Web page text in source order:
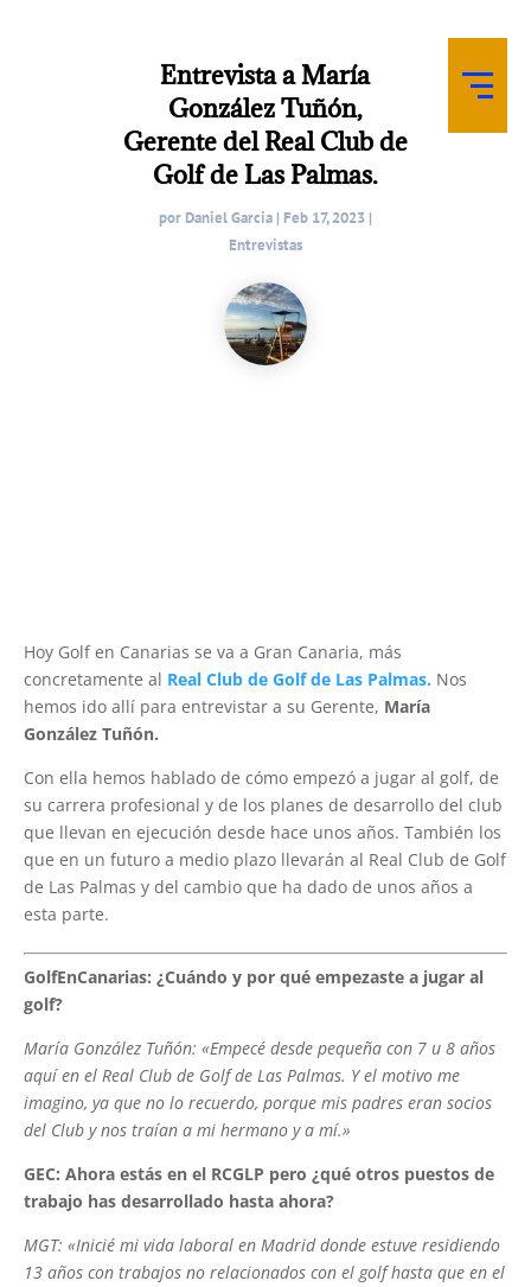
Entrevista a María
González Tuñón,
Gerente del Real Club de
Golf de Las Palmas.
por Daniel Garcia| Feb 17, 2023|
Entrevistas
Hoy Golf en Canarias se va a Gran Canaria, más
concretamente al Real Club de Golf de Las Palmas. Nos
hemos ido allí para entrevistar a su Gerente, María
González Tuñón.
Con ella hemos hablado de cómo empezó a jugar al golf, de
su carrera profesional y de los planes de desarrollo del club
que llevan en ejecución desde hace unos años. También los
que en un futuro a medio plazo llevarán al Real Club de Golf
de Las Palmas y del cambio que ha dado de unos años a
esta parte.
GolfEnCanarias: ¿Cuándo y por qué empezaste a jugar al
golf?
María González Tuñón: «Empecé desde pequeña con 7 u 8 años
aquí en el Real Club de Golf de Las Palmas. Y el motivo me
imagino, ya que no lo recuerdo, porque mis padres eran socios
del Club y nos traían a mi hermano y a mí.»
GEC: Ahora estás en el RCGLP pero ¿qué otros puestos de
trabajo has desarrollado hasta ahora?
MGT: «Inicié mi vida laboral en Madrid donde estuve residiendo
13 años con trabajos no relacionados con el golf hasta que en el